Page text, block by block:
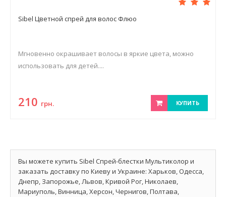
Sibel Цветной спрей для волос Флюо
Мгновенно окрашивает волосы в яркие цвета, можно
использовать для детей....
210 грн. КУПИТЬ
Вы можете купить Sibel Спрей-блестки Мультиколор и
заказать доставку по Киеву и Украине: Харьков, Одесса,
Днепр, Запорожье, Львов, Кривой Рог, Николаев,
Мариуполь, Винница, Херсон, Чернигов, Полтава,